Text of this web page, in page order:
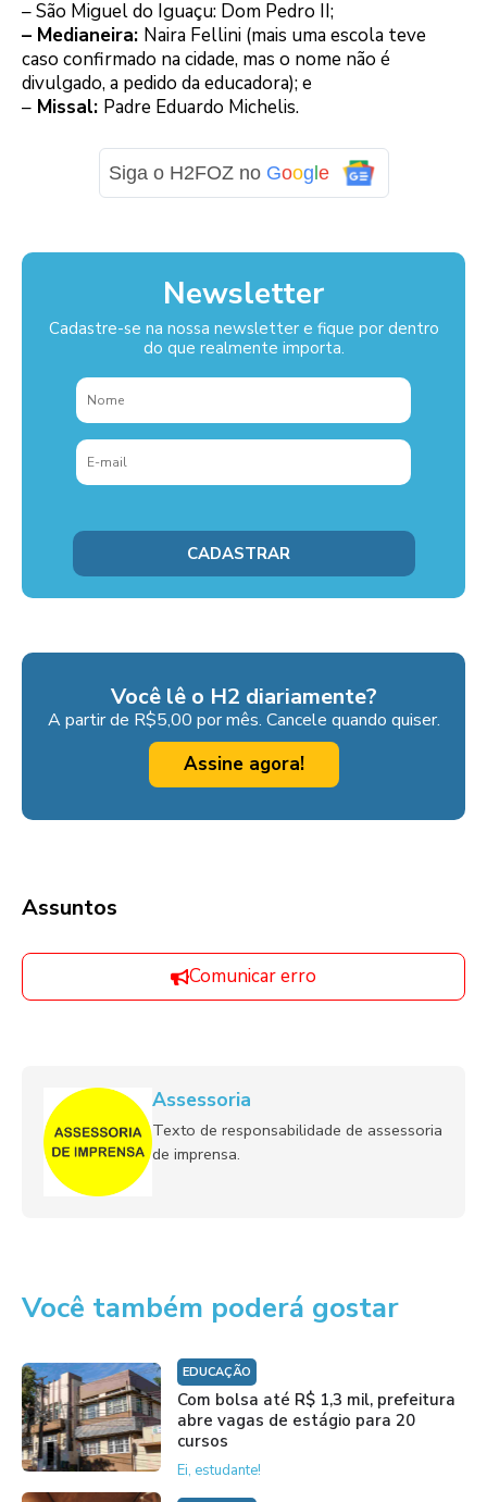
– São Miguel do Iguaçu: Dom Pedro II;
– Medianeira: Naira Fellini (mais uma escola teve
caso confirmado na cidade, mas o nome não é
divulgado, a pedido da educadora); e
– Missal: Padre Eduardo Michelis.
Siga o H2FOZ no Google
Newsletter
Cadastre-se na nossa newsletter e fique por dentro
do que realmente importa.
Você lê o H2 diariamente?
A partir de R$5,00 por mês. Cancele quando quiser.
Assine agora!
Assuntos
Comunicar erro
Assessoria
Texto de responsabilidade de assessoria
de imprensa.
Você também poderá gostar
EDUCAÇÃO
Com bolsa até R$ 1,3 mil, prefeitura
abre vagas de estágio para 20
cursos
Ei, estudante!